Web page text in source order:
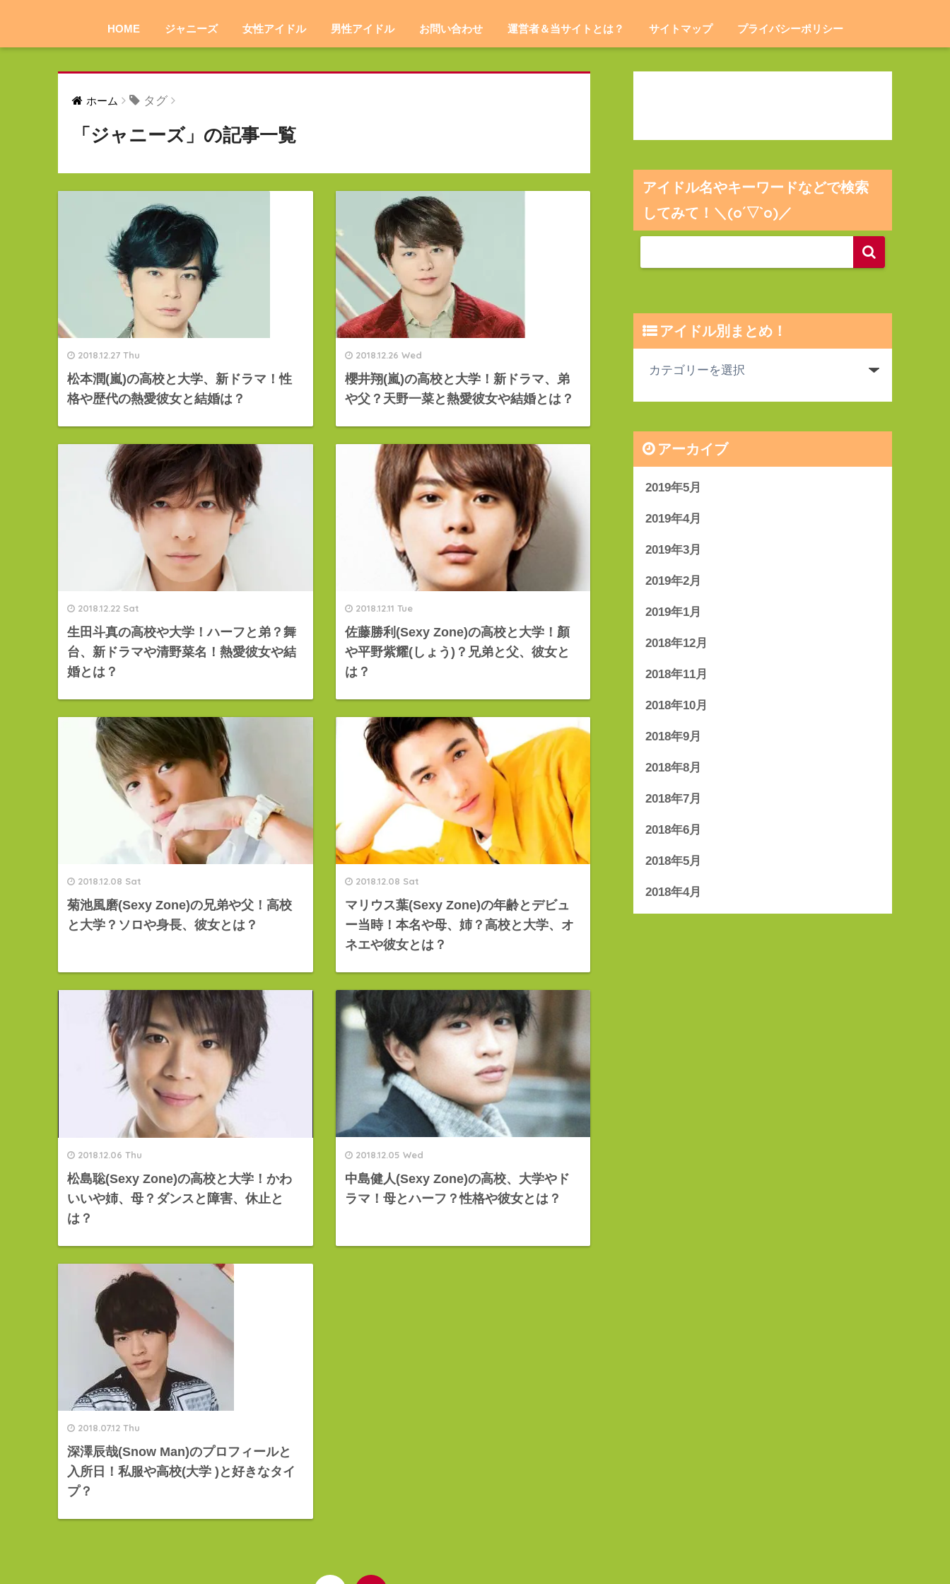
HOME ジャニーズ 女性アイドル 男性アイドル お問い合わせ 運営者＆当サイトとは？ サイトマップ プライバシーポリシー
ホーム タグ
「ジャニーズ」の記事一覧
2018.12.27 Thu
松本潤(嵐)の高校と大学、新ドラマ！性
格や歴代の熱愛彼女と結婚は？
2018.12.26 Wed
櫻井翔(嵐)の高校と大学！新ドラマ、弟
や父？天野一菜と熱愛彼女や結婚とは？
2018.12.22 Sat
生田斗真の高校や大学！ハーフと弟？舞
台、新ドラマや清野菜名！熱愛彼女や結
婚とは？
2018.12.11 Tue
佐藤勝利(Sexy Zone)の高校と大学！顏
や平野紫耀(しょう)？兄弟と父、彼女と
は？
2018.12.08 Sat
菊池風磨(Sexy Zone)の兄弟や父！高校
と大学？ソロや身長、彼女とは？
2018.12.08 Sat
マリウス葉(Sexy Zone)の年齢とデビュ
ー当時！本名や母、姉？高校と大学、オ
ネエや彼女とは？
2018.12.06 Thu
松島聡(Sexy Zone)の高校と大学！かわ
いいや姉、母？ダンスと障害、休止と
は？
2018.12.05 Wed
中島健人(Sexy Zone)の高校、大学やド
ラマ！母とハーフ？性格や彼女とは？
2018.07.12 Thu
深澤辰哉(Snow Man)のプロフィールと
入所日！私服や高校(大学 )と好きなタイ
プ？
アイドル名やキーワードなどで検索
してみて！＼(o´▽`o)／
アイドル別まとめ！
アーカイブ
2019年5月
2019年4月
2019年3月
2019年2月
2019年1月
2018年12月
2018年11月
2018年10月
2018年9月
2018年8月
2018年7月
2018年6月
2018年5月
2018年4月